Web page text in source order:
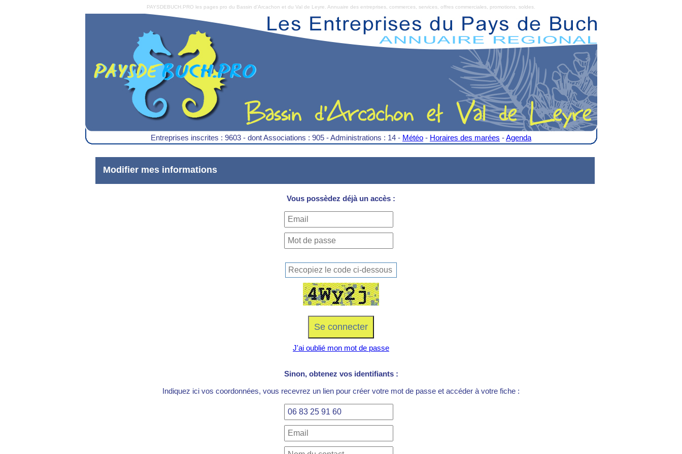
PAYSDEBUCH.PRO les pages pro du Bassin d'Arcachon et du Val de Leyre. Annuaire des entreprises, commerces, services, offres commerciales, promotions, soldes.
Entreprises inscrites : 9603 - dont Associations : 905 - Administrations : 14 - Météo - Horaires des marées -Agenda
Modifier mes informations
Vous possèdez déjà un accès :
J'ai oublié mon mot de passe
Sinon, obtenez vos identifiants :
Indiquez ici vos coordonnées, vous recevrez un lien pour créer votre mot de passe et accéder à votre fiche :